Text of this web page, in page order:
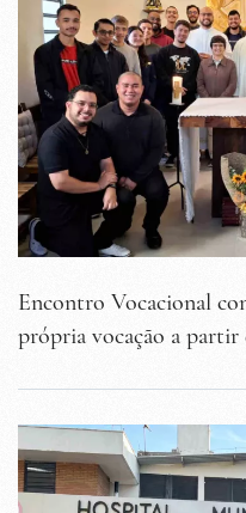
Encontro Vocacional
própria vocação a partir